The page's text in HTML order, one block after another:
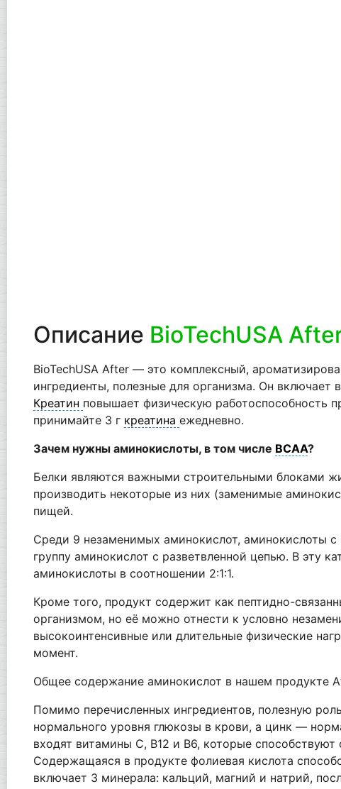
Описание BioTechUSA
BioTechUSA After — это комплексный,
ингредиенты, полезные для организма. Он
Креатин повышает физическую работоспособность
принимайте 3 г креатина ежедневно.
Зачем нужны аминокислоты, в том числе BCAA?
Белки являются важными строительными блоками
производить некоторые из них (заменимые
пищей.
Среди 9 незаменимых аминокислот, аминокислоты с
группу аминокислот с разветвленной цепью. В эту
аминокислоты в соотношении 2:1:1.
Кроме того, продукт содержит как пептидно-
организмом, но её можно отнести к условно
высокоинтенсивные или длительные физические
момент.
Общее содержание аминокислот в нашем продукте
Помимо перечисленных ингредиентов, полезную
нормального уровня глюкозы в крови, а цинк —
входят витамины С, В12 и В6, которые
Содержащаяся в продукте фолиевая кислота
включает 3 минерала: кальций, магний и натрий,